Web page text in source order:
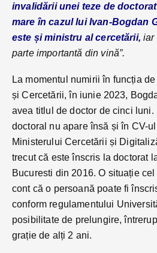
invalidării unei teze de
mare în cazul lui Ivan-Bogdan
este și ministru al cercetării, iar
parte importantă din vină”.
La momentul numirii în funcția
și Cercetării, în iunie 2023,
avea titlul de doctor de cinci
doctoral nu apare însă și în CV-
Ministerului Cercetării și
trecut că este înscris la doctorat
Bucuresti din 2016. O situație
cont că o persoană poate fi
conform regulamentului
posibilitate de prelungire,
grație de alți 2 ani.